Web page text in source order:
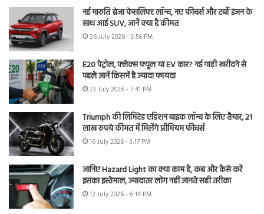
नई मारुति ब्रेजा फेसलिफ्ट लॉन्च, नए फीचर्स और टर्बो इंजन के
साथ आई SUV, जानें क्या है कीमत
26 July 2026 - 3:56 PM
E20 पेट्रोल, फ्लेक्स फ्यूल या EV कार? नई गाड़ी खरीदने से
पहले जानें किसमें है ज्यादा फायदा
23 July 2026 - 7:41 PM
Triumph की लिमिटेड एडिशन बाइक लॉन्च के लिए तैयार, 21
लाख रुपये कीमत में मिलेंगे प्रीमियम फीचर्स
16 July 2026 - 3:17 PM
जानिए Hazard Light का क्या काम है, कब और कैसे करें
इसका इस्तेमाल, ज्यादातर लोग नहीं जानते सही तरीका
12 July 2026 - 6:14 PM